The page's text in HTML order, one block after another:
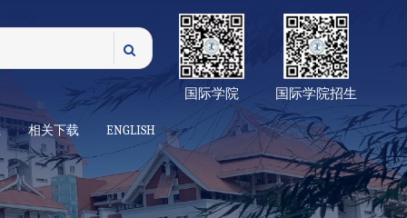
国际学院 国际学院招生
相关下载 ENGLISH